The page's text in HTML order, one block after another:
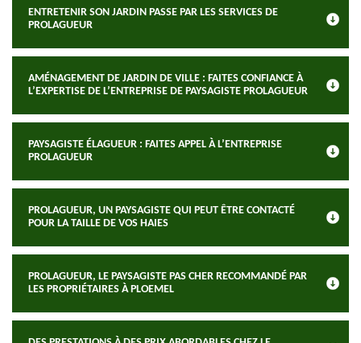
ENTRETENIR SON JARDIN PASSE PAR LES SERVICES DE
PROLAGUEUR
AMÉNAGEMENT DE JARDIN DE VILLE : FAITES CONFIANCE À
L’EXPERTISE DE L’ENTREPRISE DE PAYSAGISTE PROLAGUEUR
PAYSAGISTE ÉLAGUEUR : FAITES APPEL À L’ENTREPRISE
PROLAGUEUR
PROLAGUEUR, UN PAYSAGISTE QUI PEUT ÊTRE CONTACTÉ
POUR LA TAILLE DE VOS HAIES
PROLAGUEUR, LE PAYSAGISTE PAS CHER RECOMMANDÉ PAR
LES PROPRIÉTAIRES À PLOEMEL